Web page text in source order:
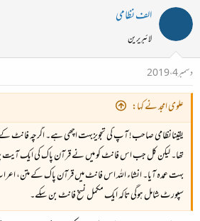
الف نظامی
لائبریرین
دسمبر 4، 2019
علوی امجد نے کہا:
یقینانظامی صاحب! آپ کی تجویزبہت اچھی ہے۔ اگرچہ فانٹ
تھا۔ لیکن کل جب اس فانٹ کو میں نے قرآن پاک کی ایک آیت
بہت عمدہ آیا۔ انشاء اللہ اس فانٹ میں قرآن پاک کے متن،
سپورٹ شامل ہوگی تاکہ ایک مکمل نسخ فانٹ بن سکے۔